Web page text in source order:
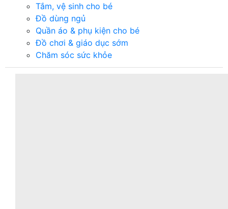
Tắm, vệ sinh cho bé
Đồ dùng ngủ
Quần áo & phụ kiện cho bé
Đồ chơi & giáo dục sớm
Chăm sóc sức khỏe